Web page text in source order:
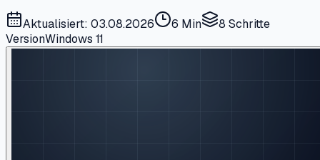
Aktualisiert: 03.08.2026 6 Min 8 Schritte
VersionWindows 11